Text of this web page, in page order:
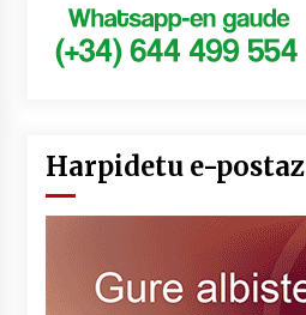
Harpidetu e-postaz